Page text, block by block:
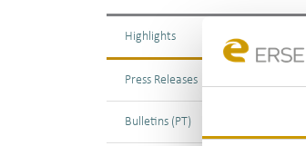
Highlights
Press Releases
Bulletins (PT)